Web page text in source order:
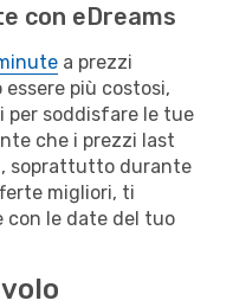
con eDreams
a prezzi
più costosi,
per soddisfare le tue
che i prezzi last
soprattutto durante
migliori, ti
con le date del tuo